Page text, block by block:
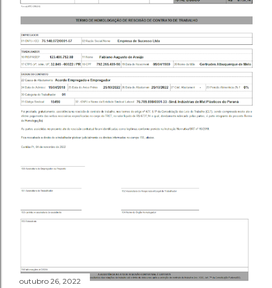
outubro 26, 2022